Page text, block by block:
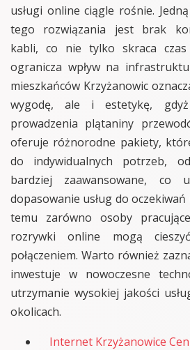
usługi online ciągle rośnie.
tego rozwiązania jest brak
kabli, co nie tylko skraca
ogranicza wpływ na
mieszkańców Krzyżanowic
wygodę, ale i estetykę,
prowadzenia plątaniny
oferuje różnorodne pakiety,
do indywidualnych potrzeb,
bardziej zaawansowane, co
dopasowanie usług do
temu zarówno osoby
rozrywki online mogą
połączeniem. Warto również
inwestuje w nowoczesne
utrzymanie wysokiej jakości
okolicach.
Internet Krzyżanowice